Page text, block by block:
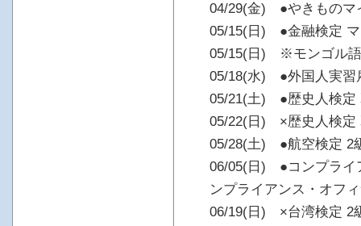
04/29(金) ●やきものマ
05/15(日) ●金融検定 マ
05/15(日) ※モンゴル
05/18(水) ●外国人実習
05/21(土) ●歴史人検定
05/22(日) ×歴史人検定
05/28(土) ●航空検定 2
06/05(日) ●コンプライ
ンプライアンス・オフ
06/19(日) ×台湾検定 2